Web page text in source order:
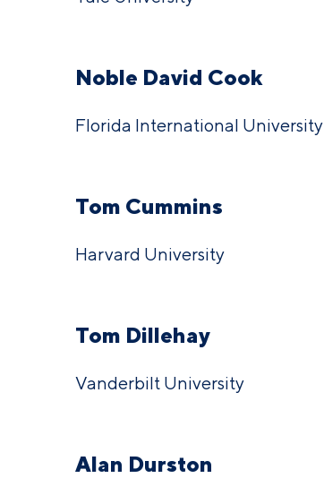
Noble David Cook
Florida International University
Tom Cummins
Harvard University
Tom Dillehay
Vanderbilt University
Alan Durston